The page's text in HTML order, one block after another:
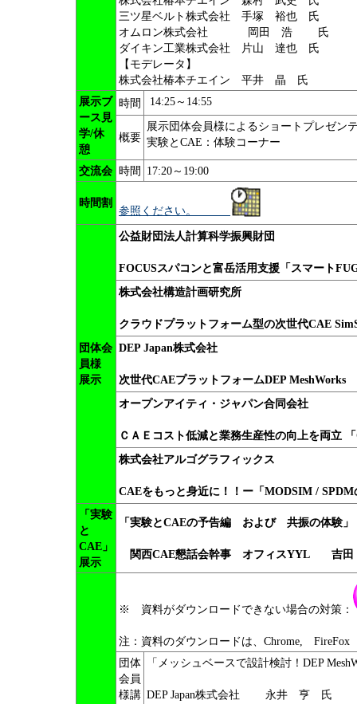
三ツ星ベルト株式会社 手塚 裕也 氏
オムロン株式会社 岡田 浩 氏
ダイキン工業株式会社 片山 達也 氏
【モデレータ】
株式会社椿本チエイン 平井 晶 氏
展示ブ
ース見
学/休
憩
時間 14:25～14:55
概要
展示団体会員様によるショートプレゼン
実験とCAE：体験コーナー
交流会 時間 17:20～19:00
時間割
参照ください。
団体会
員様
展示
公益財団法人計算科学振興財団
FOCUSスパコンと富岳活用支援「スマート
株式会社構造計画研究所
クラウドプラットフォーム型の次世代CAE
DEP Japan株式会社
次世代CAEプラットフォームDEP MeshWorks
オープンアイティ・ジャパン合同会社
ＣＡＥコスト低減と業務生産性の向上を両立
株式会社アルゴグラフィックス
CAEをもっと身近に！！ー「MODSIM / SPDM
「実験
と
CAE」
展示
「実験とCAEの予告編 および 共振の体験」
関西CAE懇話会幹事 オフィスYYL 吉
※ 資料がダウンロードできない場合の対策：
注：資料のダウンロードは、Chrome,
団体
会員
様講
「メッシュベースで設計検討！DEP
DEP Japan株式会社 永井 亨 氏